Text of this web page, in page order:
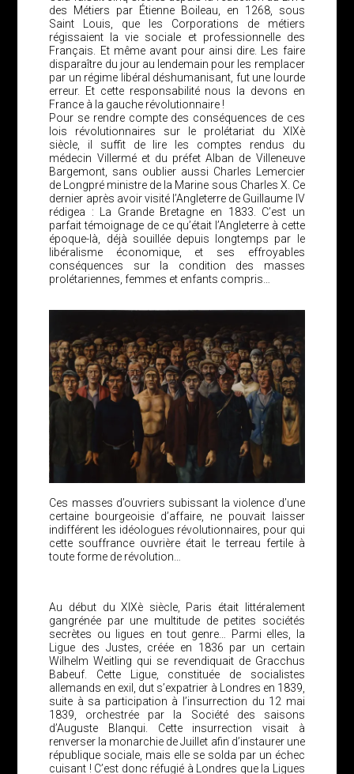
des Métiers par Étienne Boileau, en 1268, sous
Saint Louis, que les Corporations de métiers
régissaient la vie sociale et professionnelle des
Français. Et même avant pour ainsi dire. Les faire
disparaître du jour au lendemain pour les remplacer
par un régime libéral déshumanisant, fut une lourde
erreur. Et cette responsabilité nous la devons en
France à la gauche révolutionnaire !
Pour se rendre compte des conséquences de ces
lois révolutionnaires sur le prolétariat du XIXè
siècle, il suffit de lire les comptes rendus du
médecin Villermé et du préfet Alban de Villeneuve
Bargemont, sans oublier aussi Charles Lemercier
de Longpré ministre de la Marine sous Charles X. Ce
dernier après avoir visité l’Angleterre de Guillaume IV
rédigea : La Grande Bretagne en 1833. C’est un
parfait témoignage de ce qu’était l’Angleterre à cette
époque-là, déjà souillée depuis longtemps par le
libéralisme économique, et ses effroyables
conséquences sur la condition des masses
prolétariennes, femmes et enfants compris…
Ces masses d’ouvriers subissant la violence d’une
certaine bourgeoisie d’affaire, ne pouvait laisser
indifférent les idéologues révolutionnaires, pour qui
cette souffrance ouvrière était le terreau fertile à
toute forme de révolution…
Au début du XIXè siècle, Paris était littéralement
gangrénée par une multitude de petites sociétés
secrètes ou ligues en tout genre… Parmi elles, la
Ligue des Justes, créée en 1836 par un certain
Wilhelm Weitling qui se revendiquait de Gracchus
Babeuf. Cette Ligue, constituée de socialistes
allemands en exil, dut s’expatrier à Londres en 1839,
suite à sa participation à l’insurrection du 12 mai
1839, orchestrée par la Société des saisons
d’Auguste Blanqui. Cette insurrection visait à
renverser la monarchie de Juillet afin d’instaurer une
république sociale, mais elle se solda par un échec
cuisant ! C’est donc réfugié à Londres que la Ligues